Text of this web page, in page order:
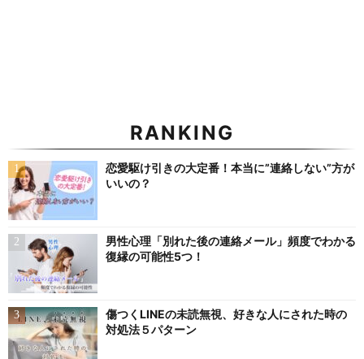
RANKING
恋愛駆け引きの大定番！本当に”連絡しない”方が
いいの？
男性心理「別れた後の連絡メール」頻度でわかる
復縁の可能性5つ！
傷つくLINEの未読無視、好きな人にされた時の
対処法５パターン